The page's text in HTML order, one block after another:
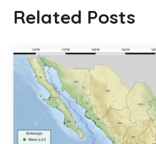
Related Posts